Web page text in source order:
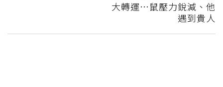
大轉運…鼠壓力銳減、他
遇到貴人